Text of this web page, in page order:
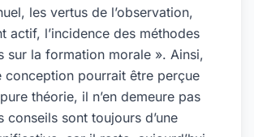
les vertus de l’observation,
actif, l’incidence des méthodes
sur la formation morale ». Ainsi,
conception pourrait être perçue
théorie, il n’en demeure pas
conseils sont toujours d’une